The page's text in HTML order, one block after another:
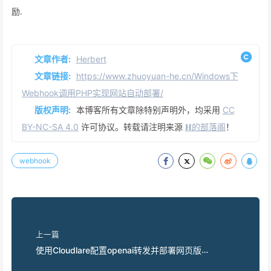
励.
文章作者: Herbert
文章链接: https://www.zhuoyuan-he.cn/Windows下
Webhook调用PHP实现网站自动部署/
版权声明: 本博客所有文章除特别声明外，均采用 CC
BY-NC-SA 4.0 许可协议。转载请注明来源 𝐇的部落阁！
webhook
上一篇
使用Cloudlare配置openai转发并部署网页版